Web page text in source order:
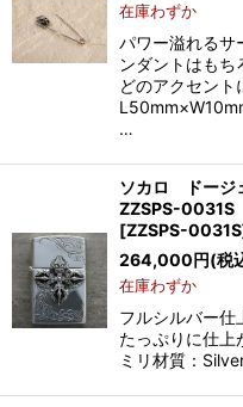
在庫わずか
パワー溢れるサ
ンダントはも
どのアクセント
…
ソカロ ドージ
ZZSPS-
[ZZSPS-0031S
264,000円(税
在庫わずか
フルシルバー仕
たっぷりに仕
ミリ材質：